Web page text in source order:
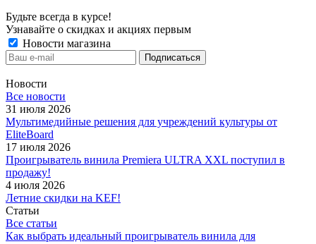
Будьте всегда в курсе!
Узнавайте о скидках и акциях первым
Новости магазина
Новости
Все новости
31 июля 2026
Мультимедийные решения для учреждений культуры от
EliteBoard
17 июля 2026
Проигрыватель винила Premiera ULTRA XXL поступил в
продажу!
4 июля 2026
Летние скидки на KEF!
Статьи
Все статьи
Как выбрать идеальный проигрыватель винила для